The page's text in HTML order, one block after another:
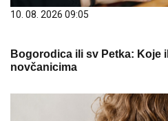
10. 08. 2026 09:05
Bogorodica ili sv Petka: Koje
novčanicima